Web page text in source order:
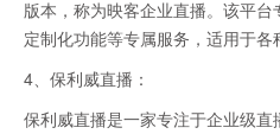
版本，称为映客企业直播。该平台
定制化功能等专属服务，适用于各
4、保利威直播：
保利威直播是一家专注于企业级